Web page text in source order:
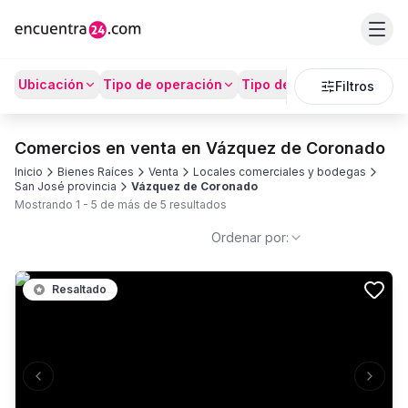
Ubicación Tipo de operación Tipo de Propiedad
Filtros
Comercios en venta en Vázquez de Coronado
Inicio Bienes Raíces Venta
Locales comerciales y bodegas
San José provincia
Vázquez de Coronado
Mostrando 1 - 5 de más de 5 resultados
Ordenar por:
Previous slide Next
Resaltado